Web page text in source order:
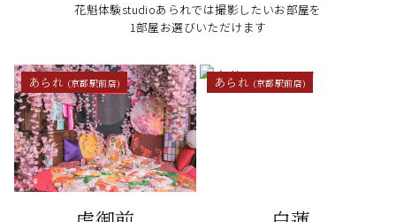
花魁体験studioあられでは撮影したいお部屋を
1部屋お選びいただけます
あられ (京都駅前店) あられ (京都駅前店)